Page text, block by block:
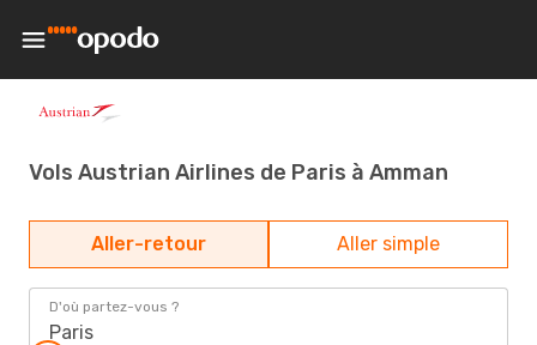
Vols Austrian Airlines de Paris à Amman
Aller-retour Aller simple
D'où partez-vous ?
Paris